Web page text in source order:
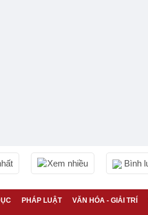
Xem nhiều Bình
PHÁP LUẬT VĂN HÓA - GIẢI TRÍ